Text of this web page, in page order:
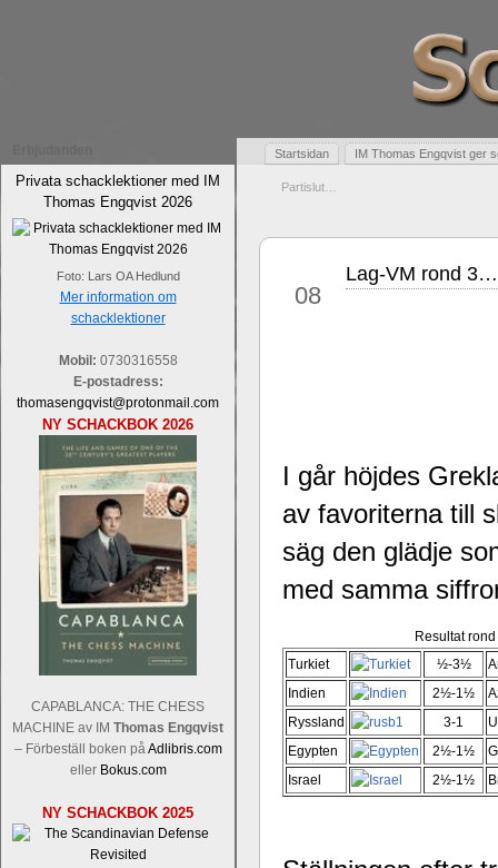
Privata schacklektioner med IM
Thomas Engqvist 2026
Foto: Lars OA Hedlund
Mer information om
schacklektioner
Mobil: 0730316558
E-postadress:
thomasengqvist@protonmail.com
NY SCHACKBOK 2026
CAPABLANCA: THE CHESS
MACHINE av IM Thomas Engqvist
– Förbeställ boken påAdlibris.com
eller Bokus.com
NY SCHACKBOK 2025
Startsidan IM Thomas Engqvist ger
Partislut…
08
Lag-VM rond 3…
I går höjdes
av favoriterna till
säg den glädje
med samma
Resultat rond
Turkiet
½-3½
Indien
2½-1½
Ryssland
3-1
Egypten
2½-1½
Israel
2½-1½